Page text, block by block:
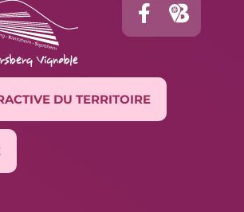
DU TERRITOIRE